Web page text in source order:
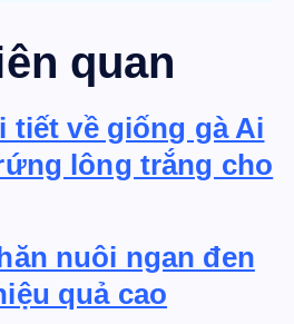
quan
tiết về giống gà Ai
lông trắng cho
nuôi ngan đen
quả cao